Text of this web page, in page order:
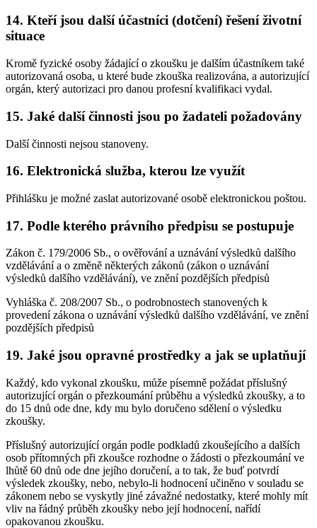
14. Kteří jsou další účastníci (dotčení) řešení životní
situace
Kromě fyzické osoby žádající o zkoušku je dalším účastníkem také
autorizovaná osoba, u které bude zkouška realizována, a autorizující
orgán, který autorizaci pro danou profesní kvalifikaci vydal.
15. Jaké další činnosti jsou po žadateli požadovány
Další činnosti nejsou stanoveny.
16. Elektronická služba, kterou lze využít
Přihlášku je možné zaslat autorizované osobě elektronickou poštou.
17. Podle kterého právního předpisu se postupuje
Zákon č. 179/2006 Sb., o ověřování a uznávání výsledků dalšího
vzdělávání a o změně některých zákonů (zákon o uznávání
výsledků dalšího vzdělávání), ve znění pozdějších předpisů
Vyhláška č. 208/2007 Sb., o podrobnostech stanovených k
provedení zákona o uznávání výsledků dalšího vzdělávání, ve znění
pozdějších předpisů
19. Jaké jsou opravné prostředky a jak se uplatňují
Každý, kdo vykonal zkoušku, může písemně požádat příslušný
autorizující orgán o přezkoumání průběhu a výsledků zkoušky, a to
do 15 dnů ode dne, kdy mu bylo doručeno sdělení o výsledku
zkoušky.
Příslušný autorizující orgán podle podkladů zkoušejícího a dalších
osob přítomných při zkoušce rozhodne o žádosti o přezkoumání ve
lhůtě 60 dnů ode dne jejího doručení, a to tak, že buď potvrdí
výsledek zkoušky, nebo, nebylo-li hodnocení učiněno v souladu se
zákonem nebo se vyskytly jiné závažné nedostatky, které mohly mít
vliv na řádný průběh zkoušky nebo její hodnocení, nařídí
opakovanou zkoušku.